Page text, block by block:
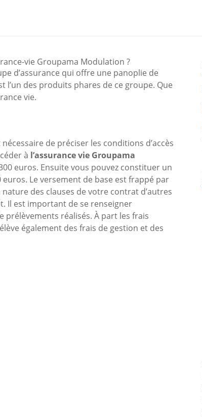
vie Groupama Modulation ?
d’assurance qui offre une panoplie de
l’un des produits phares de ce groupe. Que
vie.
nécessaire de préciser les conditions d’accès
à l’assurance vie Groupama
euros. Ensuite vous pouvez constituer un
Le versement de base est frappé par
nature des clauses de votre contrat d’autres
Il est important de se renseigner
réalisés. À part les frais
également des frais de gestion et des